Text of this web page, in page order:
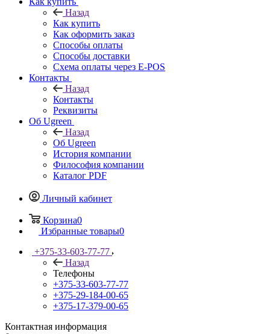
Назад
Как купить
Как оформить заказ
Способы оплаты
Способы доставки
Схема оплаты через E-POS
Контакты
Назад
Контакты
Реквизиты
Об Ugreen
Назад
Об Ugreen
История компании
Философия компании
Каталог PDF
Личный кабинет
Корзина0
Избранные товары0
+375-33-603-77-77
Назад
Телефоны
+375-33-603-77-77
+375-29-184-00-65
+375-17-379-00-65
Контактная информация